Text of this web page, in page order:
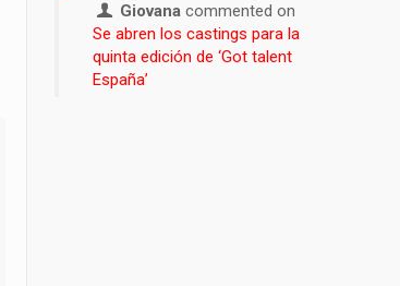
Giovana commented on
Se abren los castings para la
quinta edición de ‘Got talent
España’